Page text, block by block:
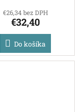
€26,34 bez DPH
€32,40
Do košíka